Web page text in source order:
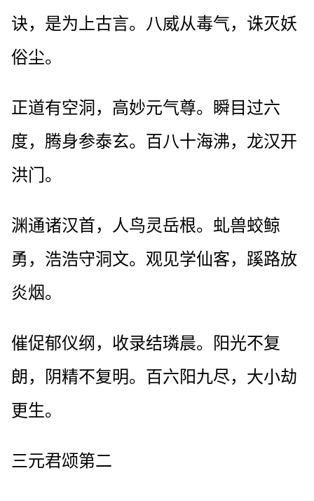
诀，是为上古言。八威从毒气，诛灭妖
俗尘。
正道有空洞，高妙元气尊。瞬目过六
度，腾身参泰玄。百八十海沸，龙汉开
洪门。
渊通诸汉首，人鸟灵岳根。虬兽蛟鲸
勇，浩浩守洞文。观见学仙客，蹊路放
炎烟。
催促郁仪纲，收录结璘晨。阳光不复
朗，阴精不复明。百六阳九尽，大小劫
更生。
三元君颂第二